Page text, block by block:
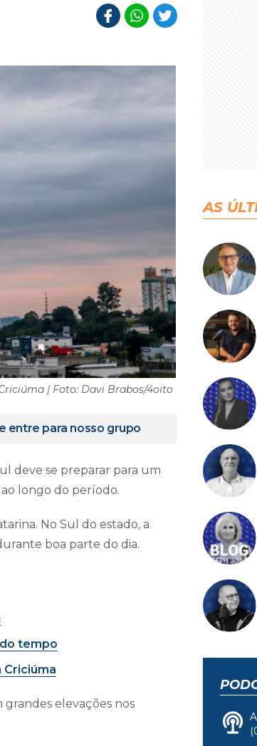
| Foto: Davi Brabos/4oito
entre para nosso grupo
deve se preparar para um
longo do período.
No Sul do estado, a
boa parte do dia.
tempo
elevações nos
AS